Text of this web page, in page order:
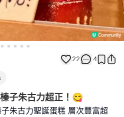
22 4
子朱古力超正！😋
朱古力聖誕蛋糕 層次豐富超